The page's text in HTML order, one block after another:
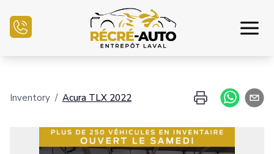
Financiamiento
Inventory / Acura TLX 2022